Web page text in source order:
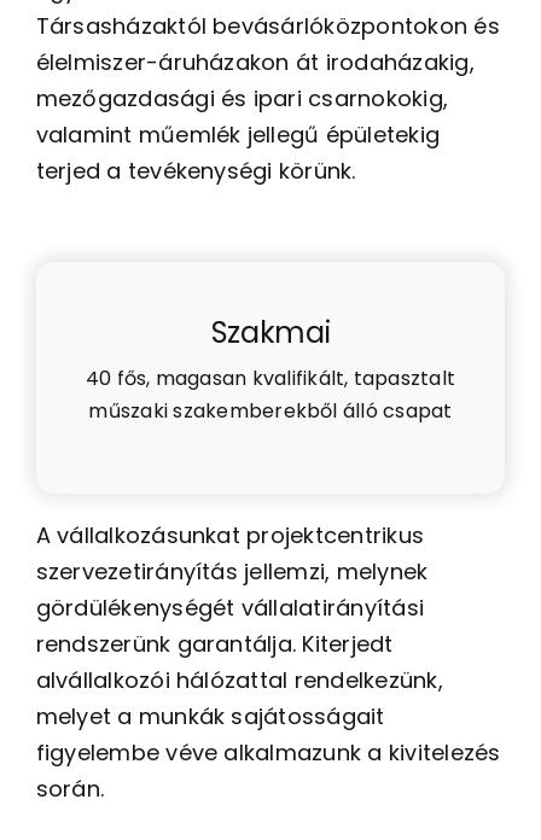
Társasházaktól bevásárlóközpontokon és
élelmiszer-áruházakon át irodaházakig,
mezőgazdasági és ipari csarnokokig,
valamint műemlék jellegű épületekig
terjed a tevékenységi körünk.
Szakmai
40 fős, magasan kvalifikált, tapasztalt
műszaki szakemberekből álló csapat
A vállalkozásunkat projektcentrikus
szervezetirányítás jellemzi, melynek
gördülékenységét vállalatirányítási
rendszerünk garantálja. Kiterjedt
alvállalkozói hálózattal rendelkezünk,
melyet a munkák sajátosságait
figyelembe véve alkalmazunk a kivitelezés
során.